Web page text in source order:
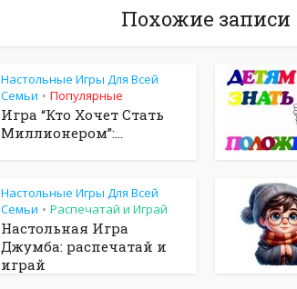
Похожие записи
Настольные Игры Для Всей
Семьи • Популярные
Игра “Кто Хочет Стать
Миллионером”:...
Настольные Игры Для Всей
Семьи • Распечатай и Играй
Настольная Игра
Джумба: распечатай и
играй